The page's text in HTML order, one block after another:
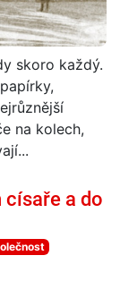
skoro každý.
na kolech,
císaře a do